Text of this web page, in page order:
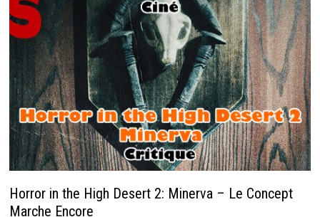
Horror in the High Desert 2: Minerva – Le Concept
Marche Encore